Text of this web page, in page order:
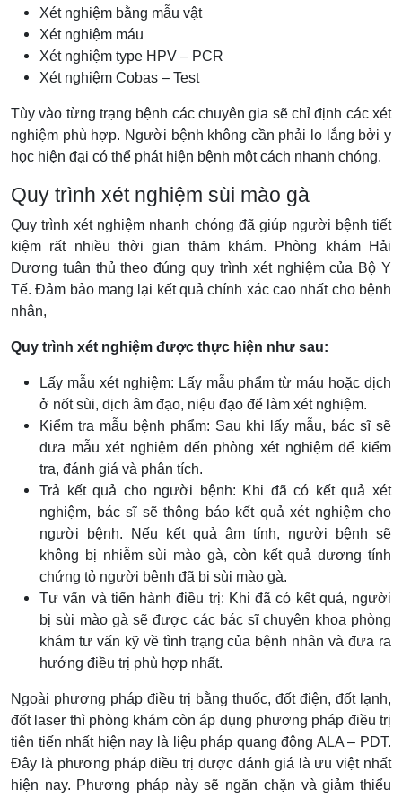
Xét nghiệm bằng mẫu vật
Xét nghiệm máu
Xét nghiệm type HPV – PCR
Xét nghiệm Cobas – Test
Tùy vào từng trạng bệnh các chuyên gia sẽ chỉ định các xét
nghiệm phù hợp. Người bệnh không cần phải lo lắng bởi y
học hiện đại có thể phát hiện bệnh một cách nhanh chóng.
Quy trình xét nghiệm sùi mào gà
Quy trình xét nghiệm nhanh chóng đã giúp người bệnh tiết
kiệm rất nhiều thời gian thăm khám. Phòng khám Hải
Dương tuân thủ theo đúng quy trình xét nghiệm của Bộ Y
Tế. Đảm bảo mang lại kết quả chính xác cao nhất cho bệnh
nhân,
Quy trình xét nghiệm được thực hiện như sau:
Lấy mẫu xét nghiệm: Lấy mẫu phẩm từ máu hoặc dịch
ở nốt sùi, dịch âm đạo, niệu đạo để làm xét nghiệm.
Kiểm tra mẫu bệnh phẩm: Sau khi lấy mẫu, bác sĩ sẽ
đưa mẫu xét nghiệm đến phòng xét nghiệm để kiểm
tra, đánh giá và phân tích.
Trả kết quả cho người bệnh: Khi đã có kết quả xét
nghiệm, bác sĩ sẽ thông báo kết quả xét nghiệm cho
người bệnh. Nếu kết quả âm tính, người bệnh sẽ
không bị nhiễm sùi mào gà, còn kết quả dương tính
chứng tỏ người bệnh đã bị sùi mào gà.
Tư vấn và tiến hành điều trị: Khi đã có kết quả, người
bị sùi mào gà sẽ được các bác sĩ chuyên khoa phòng
khám tư vấn kỹ về tình trạng của bệnh nhân và đưa ra
hướng điều trị phù hợp nhất.
Ngoài phương pháp điều trị bằng thuốc, đốt điện, đốt lạnh,
đốt laser thì phòng khám còn áp dụng phương pháp điều trị
tiên tiến nhất hiện nay là liệu pháp quang động ALA – PDT.
Đây là phương pháp điều trị được đánh giá là ưu việt nhất
hiện nay. Phương pháp này sẽ ngăn chặn và giảm thiểu